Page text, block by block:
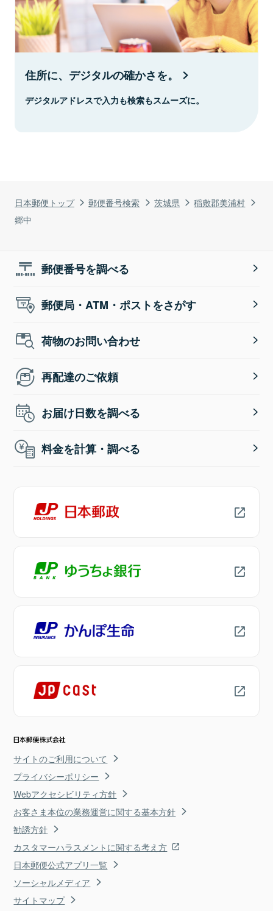
日本郵便トップ 郵便番号検索 茨城県
稲敷郡美浦村
郷中
住所に、デジタルの確かさを。
デジタルアドレスで入力も検索もスムーズに。
郵便番号を調べる
郵便局・ATM・ポストをさがす
荷物のお問い合わせ
再配達のご依頼
お届け日数を調べる
料金を計算・調べる
サイトのご利用について
プライバシーポリシー
Webアクセシビリティ方針
お客さま本位の業務運営に関する基本方針
勧誘方針
カスタマーハラスメントに関する考え方
日本郵便公式アプリ一覧
ソーシャルメディア
サイトマップ